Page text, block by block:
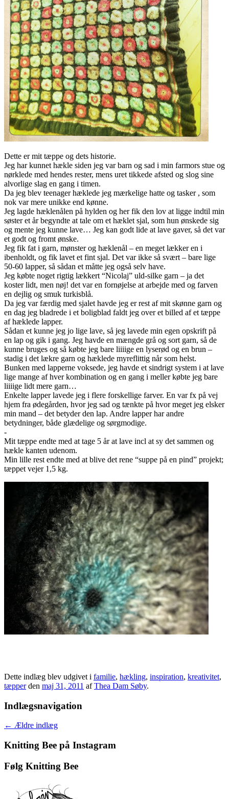
Dette er mit tæppe og dets historie.
Jeg har kunnet hækle siden jeg var barn og sad i min farmors stue og
nørklede med hendes rester, mens uret tikkede afsted og slog sine
alvorlige slag en gang i timen.
Da jeg blev teenager hæklede jeg mærkelige hatte og tasker , som
nok var mere unikke end kønne.
Jeg lagde hæklenålen på hylden og her fik den lov at ligge indtil min
søster et år begyndte at tale om et hæklet sjal, som hun ønskede sig
og mente jeg kunne lave… Jeg kan godt lide at lave gaver, så det var
et godt og fromt ønske.
Jeg fik fat i garn, mønster og hæklenål – en meget lækker en i
ibenholdt, og fik lavet et fint sjal. Det var ikke så svært – bare lige
50-60 lapper, så sådan et måtte jeg også selv have.
Jeg købte noget rigtig lækkert “Nicolaj” uld-silke garn – ja det
koster lidt, men nøj! det var en fornøjelse at arbejde med og farven
en dejlig og smuk turkisblå.
Da jeg var færdig med sjalet havde jeg er rest af mit skønne garn og
en dag jeg bladrede i et boligblad faldt jeg over et billed af et tæppe
af hæklede lapper.
Sådan et kunne jeg jo lige lave, så jeg lavede min egen opskrift på
en lap og gik i gang. Jeg havde en mængde grå og sort garn, så de
kunne bruges og så købte jeg bare liiiige en lyserød og en brun –
stadig i det lækre garn og hæklede myreflittig når som helst.
Bunken med lapperne voksede, jeg havde et sindrigt system i at lave
lige mange af hver kombination og en gang i meller købte jeg bare
liiiige lidt mere garn…
Enkelte lapper lavede jeg i flere forskellige farver. En var fx på vej
hjem fra ødegården, hvor jeg sad og tænkte på hvor meget jeg elsker
min mand – det betyder den lap. Andre lapper har andre
betydninger, både glædelige og sørgmodige.
-
Mit tæppe endte med at tage 5 år at lave incl at sy det sammen og
hækle kanten udenom.
Min lille rest endte med at blive det rene “suppe på en pind” projekt;
tæppet vejer 1,5 kg.
Dette indlæg blev udgivet i familie, hækling, inspiration, kreativitet,
tæpperden maj 31, 2011 afThea Dam Søby.
Indlægsnavigation
← Ældre indlæg
Knitting Bee på Instagram
Følg Knitting Bee